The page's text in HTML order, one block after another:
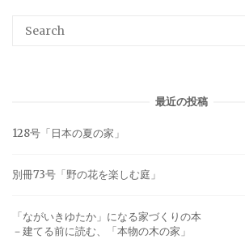
最近の投稿
128号「日本の夏の家」
別冊73号「野の花を楽しむ庭」
「ながいきゆたか」になる家づくりの本
－建てる前に読む、「本物の木の家」